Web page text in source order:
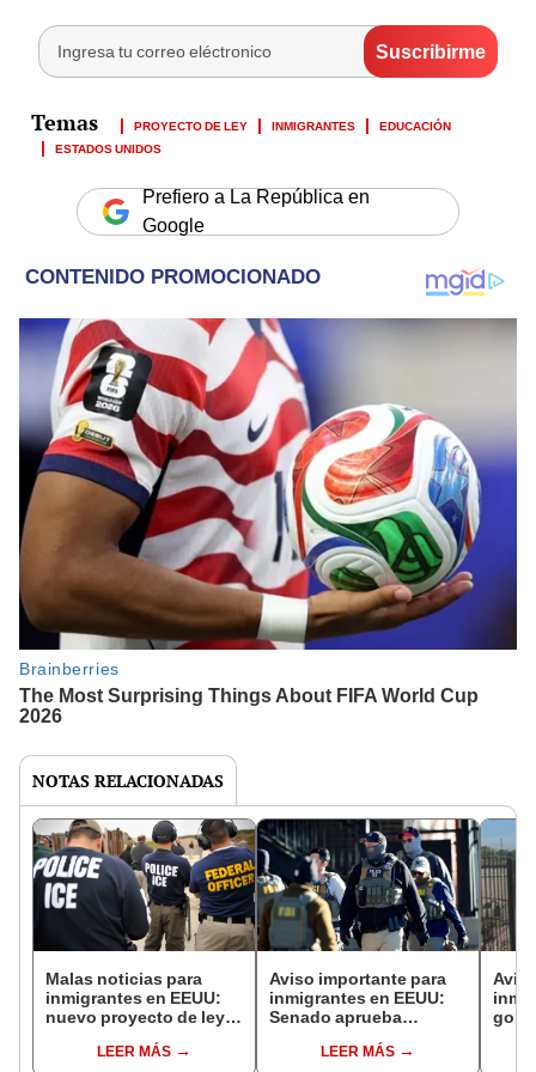
PROYECTO DE LEY INMIGRANTES
EDUCACIÓN
ESTADOS UNIDOS
Prefiero a La República en
Google
NOTAS RELACIONADAS
Malas noticias para
inmigrantes en EEUU:
nuevo proyecto de ley
prohibiría 'ciudades
LEER MÁS
Aviso importante para
inmigrantes en EEUU:
Senado aprueba
protegeríaLEER MÁS